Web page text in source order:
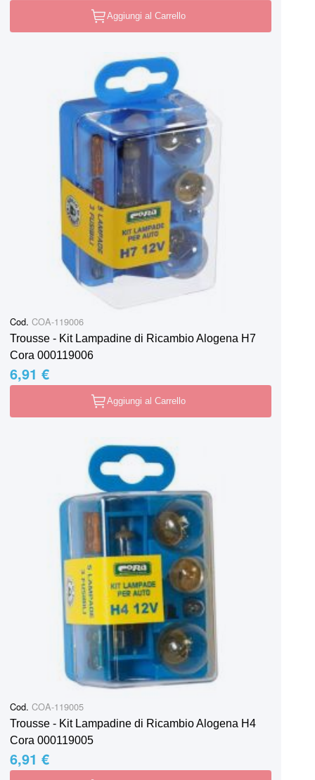
Aggiungi al Carrello
Cod. COA-119006
Trousse - Kit Lampadine di Ricambio Alogena H7
Cora 000119006
6,91 €
Aggiungi al Carrello
Cod. COA-119005
Trousse - Kit Lampadine di Ricambio Alogena H4
Cora 000119005
6,91 €